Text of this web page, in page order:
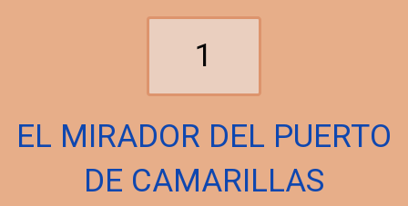
1
EL MIRADOR DEL PUERTO
DE CAMARILLAS